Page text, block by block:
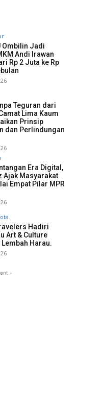
Ombilin Jadi
Andi Irawan
Rp 2 Juta ke Rp
Teguran dari
Lima Kaum
Prinsip
dan Perlindungan
Era Digital,
Ajak Masyarakat
Empat Pilar MPR
Hadiri
Art & Culture
Harau.
-